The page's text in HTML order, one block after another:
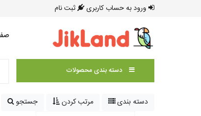
ورود به حساب کاربری ثبت نام
دسته بندی محصولات
دسته بندی مرتب کردن جستجو